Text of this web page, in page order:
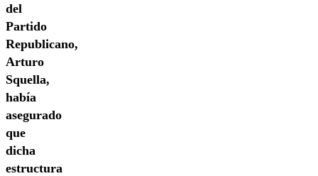
del
Partido
Republicano,
Arturo
Squella,
había
asegurado
que
dicha
estructura